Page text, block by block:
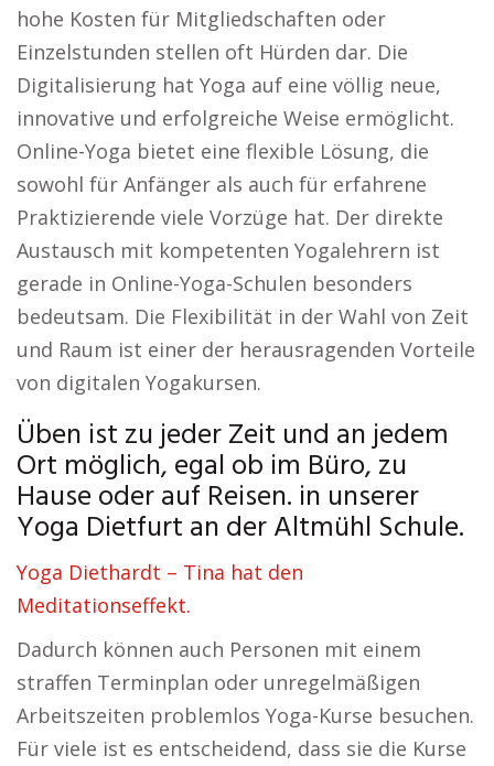
hohe Kosten für Mitgliedschaften oder
Einzelstunden stellen oft Hürden dar. Die
Digitalisierung hat Yoga auf eine völlig neue,
innovative und erfolgreiche Weise ermöglicht.
Online-Yoga bietet eine flexible Lösung, die
sowohl für Anfänger als auch für erfahrene
Praktizierende viele Vorzüge hat. Der direkte
Austausch mit kompetenten Yogalehrern ist
gerade in Online-Yoga-Schulen besonders
bedeutsam. Die Flexibilität in der Wahl von Zeit
und Raum ist einer der herausragenden Vorteile
von digitalen Yogakursen.
Üben ist zu jeder Zeit und an jedem
Ort möglich, egal ob im Büro, zu
Hause oder auf Reisen. in unserer
Yoga Dietfurt an der Altmühl Schule.
Yoga Diethardt – Tina hat den
Meditationseffekt.
Dadurch können auch Personen mit einem
straffen Terminplan oder unregelmäßigen
Arbeitszeiten problemlos Yoga-Kurse besuchen.
Für viele ist es entscheidend, dass sie die Kurse